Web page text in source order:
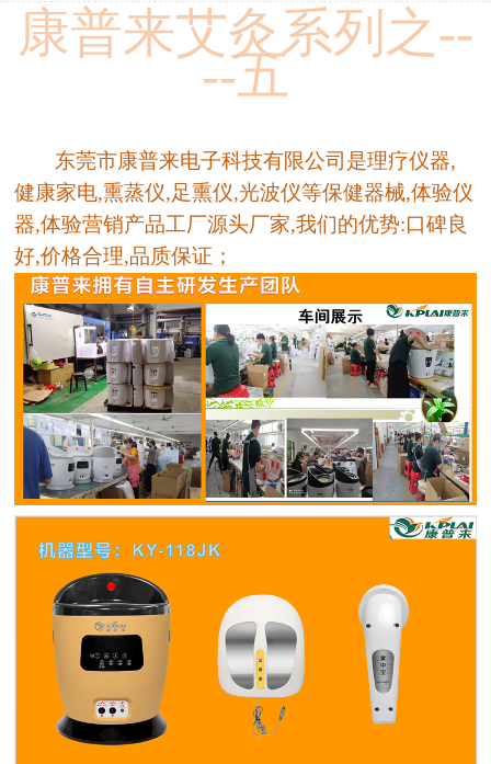
康普来艾灸系列之--
--五
东莞市康普来电子科技有限公司是理疗仪器,
健康家电,熏蒸仪,足熏仪,光波仪等保健器械,体验仪
器,体验营销产品工厂源头厂家,我们的优势:口碑良
好,价格合理,品质保证；